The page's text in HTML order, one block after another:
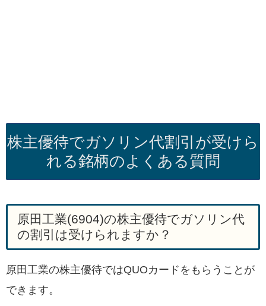
株主優待でガソリン代割引が受けら
れる銘柄のよくある質問
原田工業(6904)の株主優待でガソリン代
の割引は受けられますか？
原田工業の株主優待ではQUOカードをもらうことが
できます。